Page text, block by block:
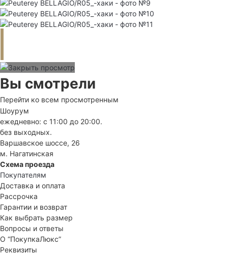
Вы смотрели
Перейти ко всем просмотренным
Шоурум
ежедневно: с 11:00 до 20:00.
без выходных.
Варшавское шоссе, 26
м. Нагатинская
Схема проезда
Покупателям
Доставка и оплата
Рассрочка
Гарантии и возврат
Как выбрать размер
Вопросы и ответы
О “ПокупкаЛюкс”
Реквизиты